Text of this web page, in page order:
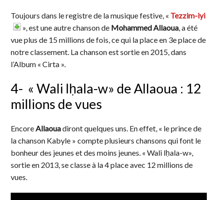
Toujours dans le registre de la musique festive, « Tezzim-iyi
», est une autre chanson de Mohammed Allaoua, a été
vue plus de 15 millions de fois, ce qui la place en 3e place de
notre classement. La chanson est sortie en 2015, dans
l’Album « Cirta ».
4- « Wali lḥala-w» de Allaoua : 12
millions de vues
Encore Allaouadiront quelques uns. En effet, « le prince de
la chanson Kabyle » compte plusieurs chansons qui font le
bonheur des jeunes et des moins jeunes. « Wali lḥala-w»,
sortie en 2013, se classe à la 4 place avec 12 millions de
vues.